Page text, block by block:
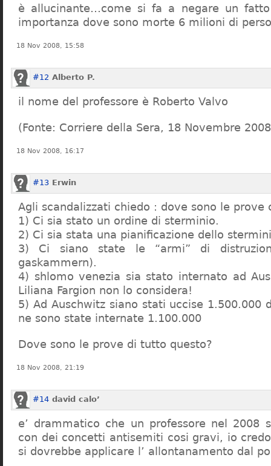
è allucinante…come si fa a negare un
importanza dove sono morte 6 milioni di
18 Nov 2008, 15:58
#12 Alberto P.
il nome del professore è Roberto Valvo
(Fonte: Corriere della Sera, 18 Novembre
18 Nov 2008, 16:17
#13 Erwin
Agli scandalizzati chiedo : dove sono le prove
1) Ci sia stato un ordine di sterminio.
2) Ci sia stata una pianificazione dello
3) Ci siano state le “armi” di
gaskammern).
4) shlomo venezia sia stato internato ad
Liliana Fargion non lo considera!
5) Ad Auschwitz siano stati uccise 1.500.000
ne sono state internate 1.100.000
Dove sono le prove di tutto questo?
18 Nov 2008, 21:19
#14 david calo’
e’ drammatico che un professore nel 2008
con dei concetti antisemiti cosi gravi, io
si dovrebbe applicare l’ allontanamento dal